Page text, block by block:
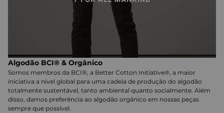
Algodão BCI® & Orgânico
Somos membros da BCI®, a Better Cotton Initiative®, a maior
iniciativa a nível global para uma cadeia de produção do algodão
totalmente sustentável, tanto ambiental quanto socialmente. Além
disso, damos preferência ao algodão orgânico em nossas peças
sempre que possível.